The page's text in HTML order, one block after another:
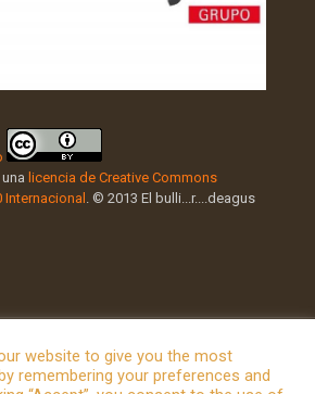
licencia de Creative Commons
. © 2013 El bulli...r....deagus
website to give you the most
remembering your preferences and